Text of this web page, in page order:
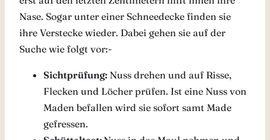
Nase. Sogar unter einer Schneedecke finden sie
ihre Verstecke wieder. Dabei gehen sie auf der
Suche wie folgt vor:-
Sichtprüfung: Nuss drehen und auf Risse,
Flecken und Löcher prüfen. Ist eine Nuss von
Maden befallen wird sie sofort samt Made
gefressen.